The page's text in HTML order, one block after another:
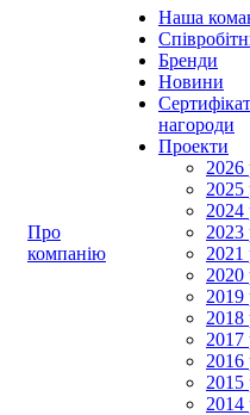
Про
компанію
Наша
Бренди
Новини
нагороди
Проекти
2026
2025
2024
2023
2021
2020
2019
2018
2017
2016
2015
2014